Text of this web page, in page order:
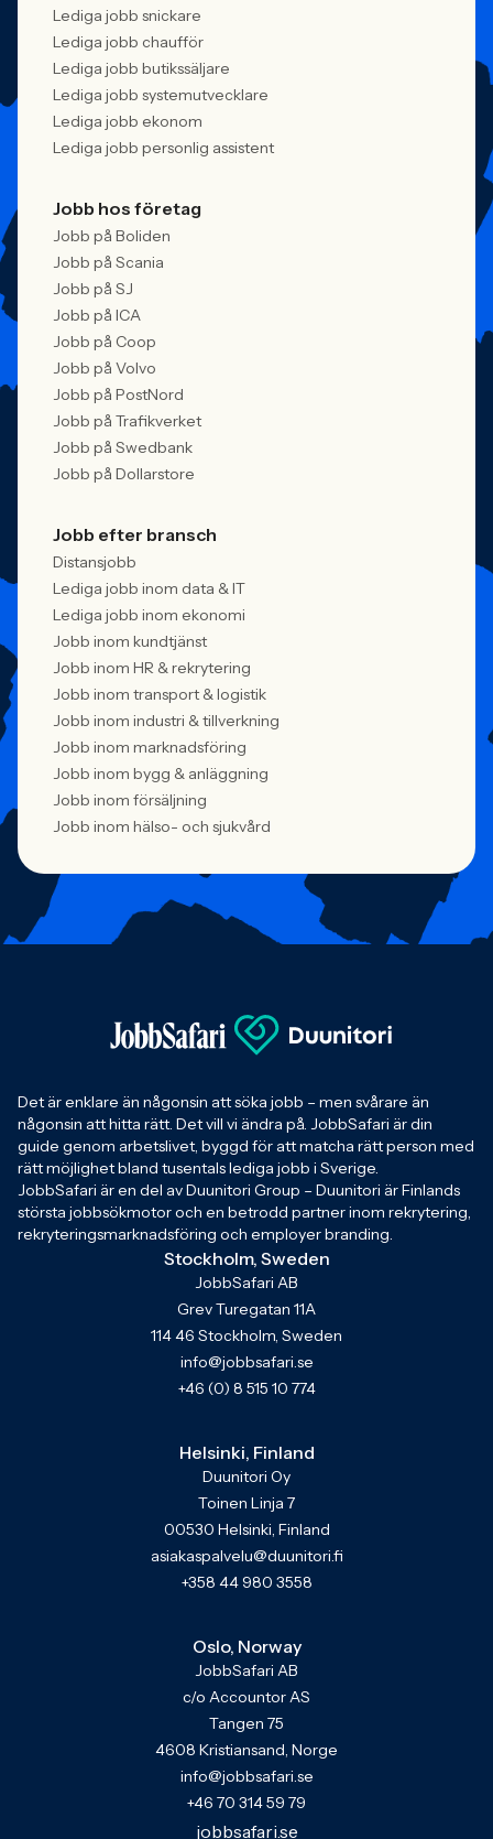
Lediga jobb snickare
Lediga jobb chaufför
Lediga jobb butikssäljare
Lediga jobb systemutvecklare
Lediga jobb ekonom
Lediga jobb personlig assistent
Jobb hos företag
Jobb på Boliden
Jobb på Scania
Jobb på SJ
Jobb på ICA
Jobb på Coop
Jobb på Volvo
Jobb på PostNord
Jobb på Trafikverket
Jobb på Swedbank
Jobb på Dollarstore
Jobb efter bransch
Distansjobb
Lediga jobb inom data & IT
Lediga jobb inom ekonomi
Jobb inom kundtjänst
Jobb inom HR & rekrytering
Jobb inom transport & logistik
Jobb inom industri & tillverkning
Jobb inom marknadsföring
Jobb inom bygg & anläggning
Jobb inom försäljning
Jobb inom hälso- och sjukvård
Det är enklare än någonsin att söka jobb – men svårare än
någonsin att hitta rätt. Det vill vi ändra på. JobbSafari är din
guide genom arbetslivet, byggd för att matcha rätt person med
rätt möjlighet bland tusentals lediga jobb i Sverige.
JobbSafari är en del av Duunitori Group – Duunitori är Finlands
största jobbsökmotor och en betrodd partner inom rekrytering,
rekryteringsmarknadsföring och employer branding.
Stockholm, Sweden
JobbSafari AB
Grev Turegatan 11A
114 46 Stockholm, Sweden
info@jobbsafari.se
+46 (0) 8 515 10 774
Helsinki, Finland
Duunitori Oy
Toinen Linja 7
00530 Helsinki, Finland
asiakaspalvelu@duunitori.fi
+358 44 980 3558
Oslo, Norway
JobbSafari AB
c/o Accountor AS
Tangen 75
4608 Kristiansand, Norge
info@jobbsafari.se
+46 70 314 59 79
jobbsafari.se